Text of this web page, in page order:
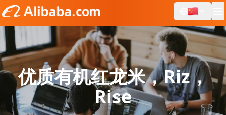
优质有机红龙米，Riz，
Rise